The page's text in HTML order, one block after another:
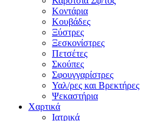
Κοντάρια
Κουβάδες
Ξύστρες
Ξεσκονίστρες
Πετσέτες
Σκούπες
Σφουγγαρίστρες
Υαλ/ρες και Βρεκτήρες
Ψεκαστήρια
Χαρτικά
Ιατρικά